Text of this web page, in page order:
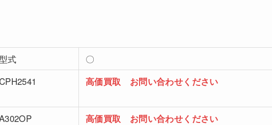
式 〇
高価買取 お問い合わせください
高価買取 お問い合わせください